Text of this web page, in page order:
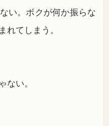
い。ボクが何か振らな
れてしまう。
ない。